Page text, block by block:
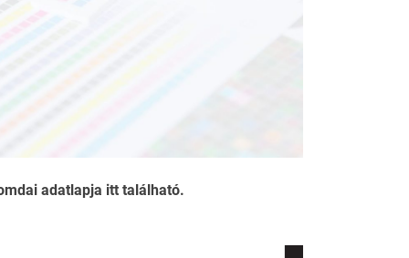
adatlapja itt található.